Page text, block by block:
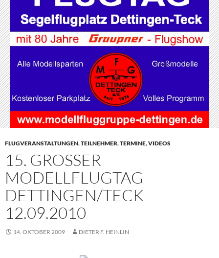
FLUGVERANSTALTUNGEN,TEILNEHMER,TERMINE,VIDEOS
15. GROSSER M
ODELLFLUGTAG D
ETTINGEN/TECK 1
2.09.2010
14. OKTOBER 2009 DIETER F. HEINLIN